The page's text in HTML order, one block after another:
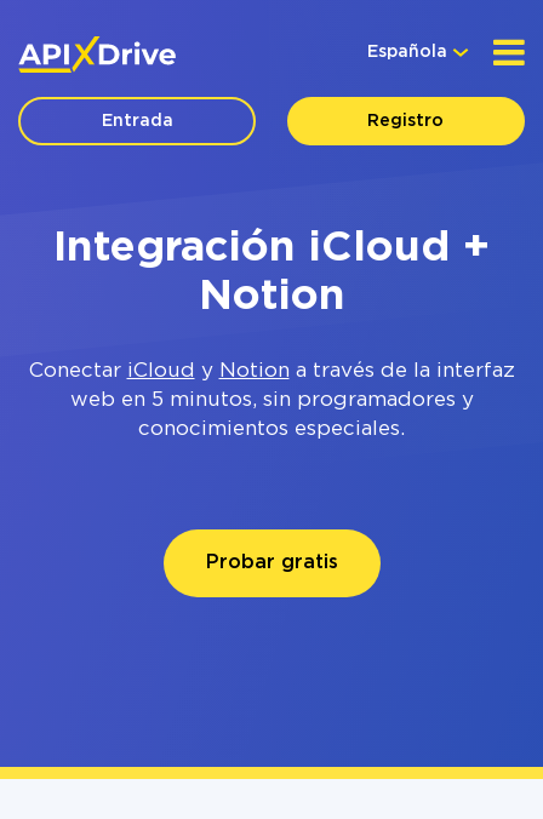
Española
Entrada Registro
Integración iCloud +
Notion
Conectar iCloud y Notion a través de la interfaz
web en 5 minutos, sin programadores y
conocimientos especiales.
Probar gratis